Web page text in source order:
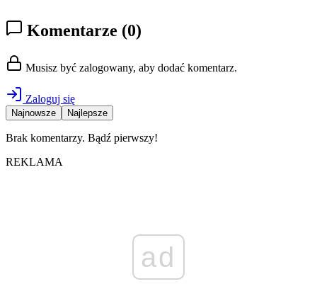
Komentarze (0)
Musisz być zalogowany, aby dodać komentarz.
Zaloguj się
Najnowsze Najlepsze
Brak komentarzy. Bądź pierwszy!
REKLAMA
ad